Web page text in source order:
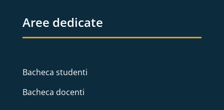
Aree dedicate
Bacheca studenti
Bacheca docenti